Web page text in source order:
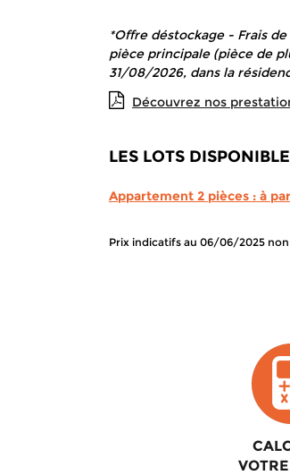
*Offre déstockage - Frais
pièce principale (pièce de
31/08/2026, dans la
Découvrez nos
LES LOTS
Appartement 2 pièces : à
Prix indicatifs au 06/06/2025